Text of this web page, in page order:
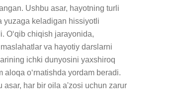
Ushbu asar, hayotning turli
yuzaga keladigan hissiyotli
O‘qib chiqish jarayonida,
va hayotiy darslarni
ichki dunyosini yaxshiroq
o‘rnatishda yordam beradi.
har bir oila a'zosi uchun zarur